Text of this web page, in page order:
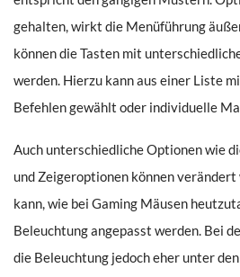
gehalten, wirkt die Menüführung
können die Tasten mit
werden. Hierzu kann aus einer Liste
Befehlen gewählt oder individuelle
Auch unterschiedliche Optionen wie
und Zeigeroptionen können
kann, wie bei Gaming Mäusen
Beleuchtung angepasst werden. Bei
die Beleuchtung jedoch eher unter